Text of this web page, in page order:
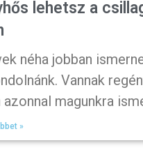
lehetsz a
néha jobban
Vannak
azonnal magunkra
»